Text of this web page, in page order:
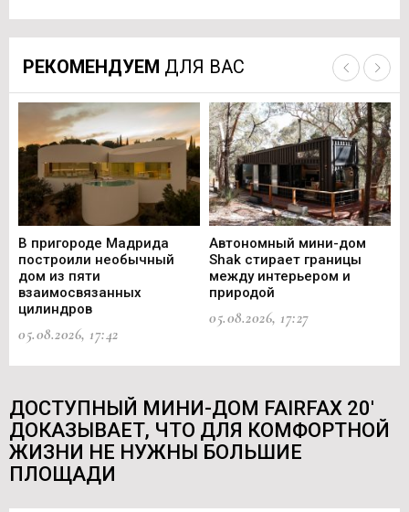
РЕКОМЕНДУЕМ ДЛЯ ВАС
В пригороде Мадрида
построили необычный
дом из пяти
взаимосвязанных
цилиндров
05.08.2026, 17:42
Автономный мини-дом
Shak стирает границы
между интерьером и
природой
05.08.2026, 17:27
ДОСТУПНЫЙ МИНИ-ДОМ FAIRFAX 20'
ДОКАЗЫВАЕТ, ЧТО ДЛЯ КОМФОРТНОЙ
ЖИЗНИ НЕ НУЖНЫ БОЛЬШИЕ
ПЛОЩАДИ